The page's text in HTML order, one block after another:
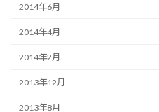
2014年6月
2014年4月
2014年2月
2013年12月
2013年8月